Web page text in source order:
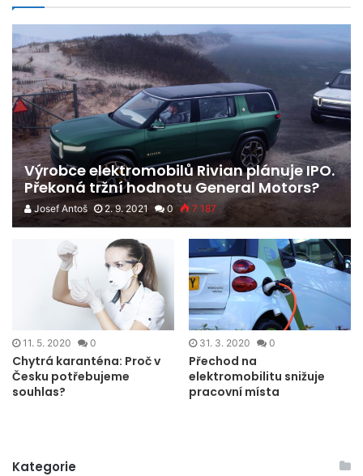
Výrobce elektromobilů Rivian plánuje IPO.
Překoná tržní hodnotu General Motors?
Josef Antoš 2. 9. 2021 0 7 187
11. 5. 2020 0
Chytrá karanténa: Proč v
Česku potřebujeme
souhlas?
31. 3. 2020 0
Přechod na
elektromobilitu snižuje
pracovní místa
Kategorie